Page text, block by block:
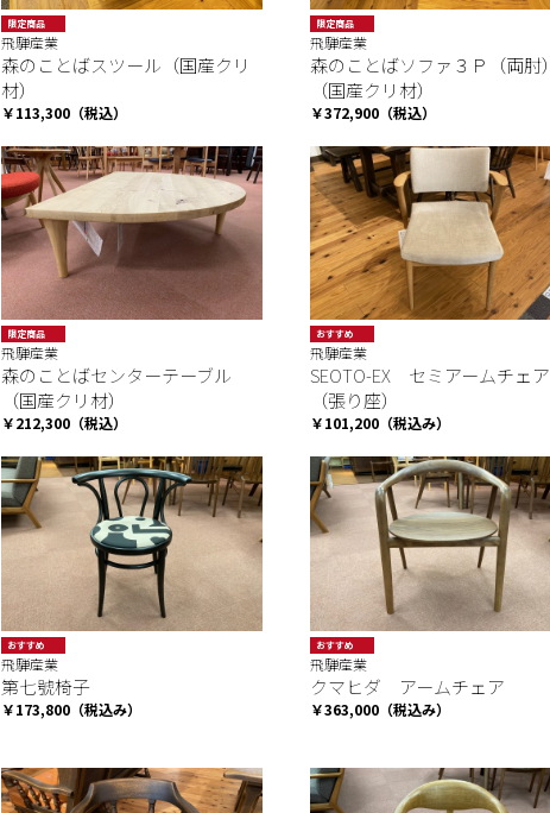
限定商品
飛騨産業
森のことばスツール（国産クリ
材）
￥113,300（税込）
限定商品
飛騨産業
森のことばソファ３Ｐ（両肘）
（国産クリ材）
￥372,900（税込）
限定商品
飛騨産業
森のことばセンターテーブル
（国産クリ材）
￥212,300（税込）
おすすめ
限定商品
飛騨産業
SEOTO-EX セミアームチェア
（張り座）
￥101,200（税込み）
おすすめ
飛騨産業
第七號椅子
￥173,800（税込み）
おすすめ
飛騨産業
クマヒダ アームチェア
￥363,000（税込み）